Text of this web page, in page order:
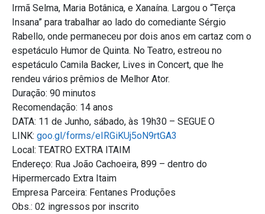
Irmã Selma, Maria Botânica, e Xanaína. Largou o “Terça
Insana” para trabalhar ao lado do comediante Sérgio
Rabello, onde permaneceu por dois anos em cartaz com o
espetáculo Humor de Quinta. No Teatro, estreou no
espetáculo Camila Backer, Lives in Concert, que lhe
rendeu vários prêmios de Melhor Ator.
Duração: 90 minutos
Recomendação: 14 anos
DATA: 11 de Junho, sábado, às 19h30 – SEGUE O
LINK: goo.gl/forms/eIRGiKUj5oN9rtGA3
Local: TEATRO EXTRA ITAIM
Endereço: Rua João Cachoeira, 899 – dentro do
Hipermercado Extra Itaim
Empresa Parceira: Fentanes Produções
Obs.: 02 ingressos por inscrito